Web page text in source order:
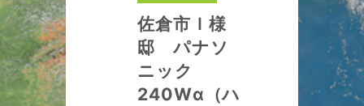
佐倉市Ｉ様
邸 パナソ
ニック
240Wα（ハ